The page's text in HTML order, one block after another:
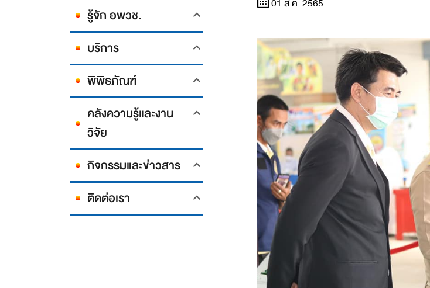
รู้จัก อพวช.
บริการ
พิพิธภัณฑ์
คลังความรู้และงาน
วิจัย
กิจกรรมและข่าวสาร
ติดต่อเรา
01 ส.ค. 2565